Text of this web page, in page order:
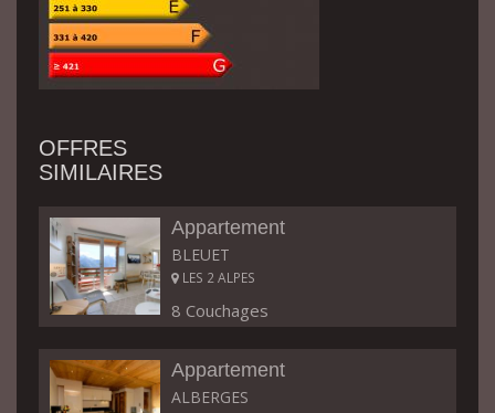
OFFRES
SIMILAIRES
Appartement
BLEUET
LES 2 ALPES
8 Couchages
Appartement
ALBERGES